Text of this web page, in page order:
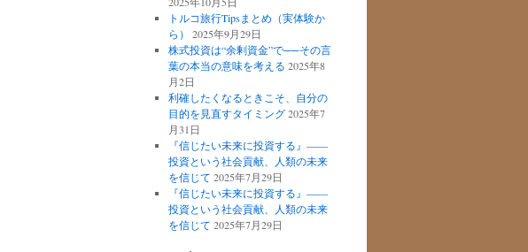
トルコ旅行Tipsまとめ（実体験か
ら）
2025年9月29日
株式投資は“余剰資金”で──その言
葉の本当の意味を考える 2025年8
月2日
利確したくなるときこそ、自分の
目的を見直すタイミング 2025年7
月31日
『信じたい未来に投資する』――
投資という社会貢献、人類の未来
を信じて 2025年7月29日
『信じたい未来に投資する』――
投資という社会貢献、人類の未来
を信じて 2025年7月29日